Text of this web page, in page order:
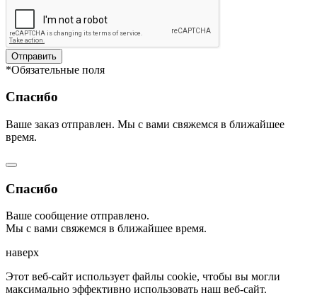
Отправить
*Обязательные поля
Спасибо
Ваше заказ отправлен. Мы с вами свяжемся в ближайшее
время.
Спасибо
Ваше сообщение отправлено.
Мы с вами свяжемся в ближайшее время.
наверх
Этот веб-сайт использует файлы cookie, чтобы вы могли
максимально эффективно использовать наш веб-сайт.